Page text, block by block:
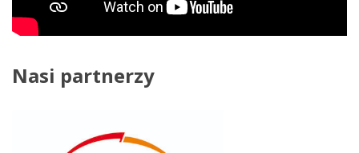
Nasi partnerzy